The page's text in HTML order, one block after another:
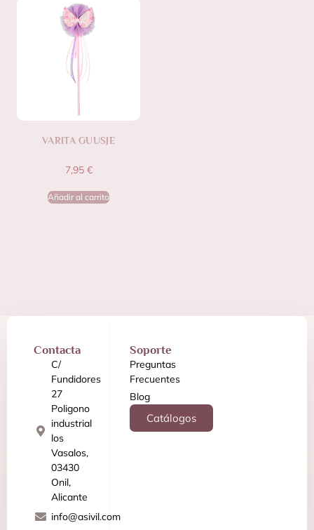
VARITA GUUSJE
7,95 €
Añadir al carrito
Contacta
C/
Fundidores
27
Poligono
industrial
los
Vasalos,
03430
Onil,
Alicante
info@asivil.com
Soporte
Preguntas
Frecuentes
Blog
Catálogos